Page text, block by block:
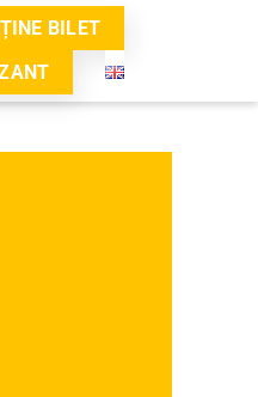
BILET